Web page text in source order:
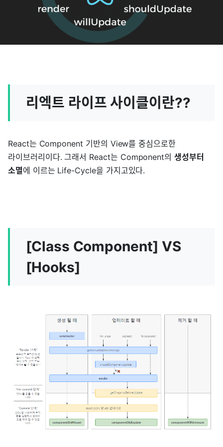
리엑트 라이프 사이클이란??
React는 Component 기반의 View를 중심으로한
라이브러리이다. 그래서 React는 Component의생성부터
소멸에 이르는 Life-Cycle을 가지고있다.
[Class Component] VS
[Hooks]